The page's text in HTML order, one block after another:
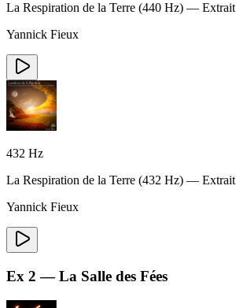
La Respiration de la Terre (440 Hz) — Extrait
Yannick Fieux
432 Hz
La Respiration de la Terre (432 Hz) — Extrait
Yannick Fieux
Ex 2 —La Salle des Fées